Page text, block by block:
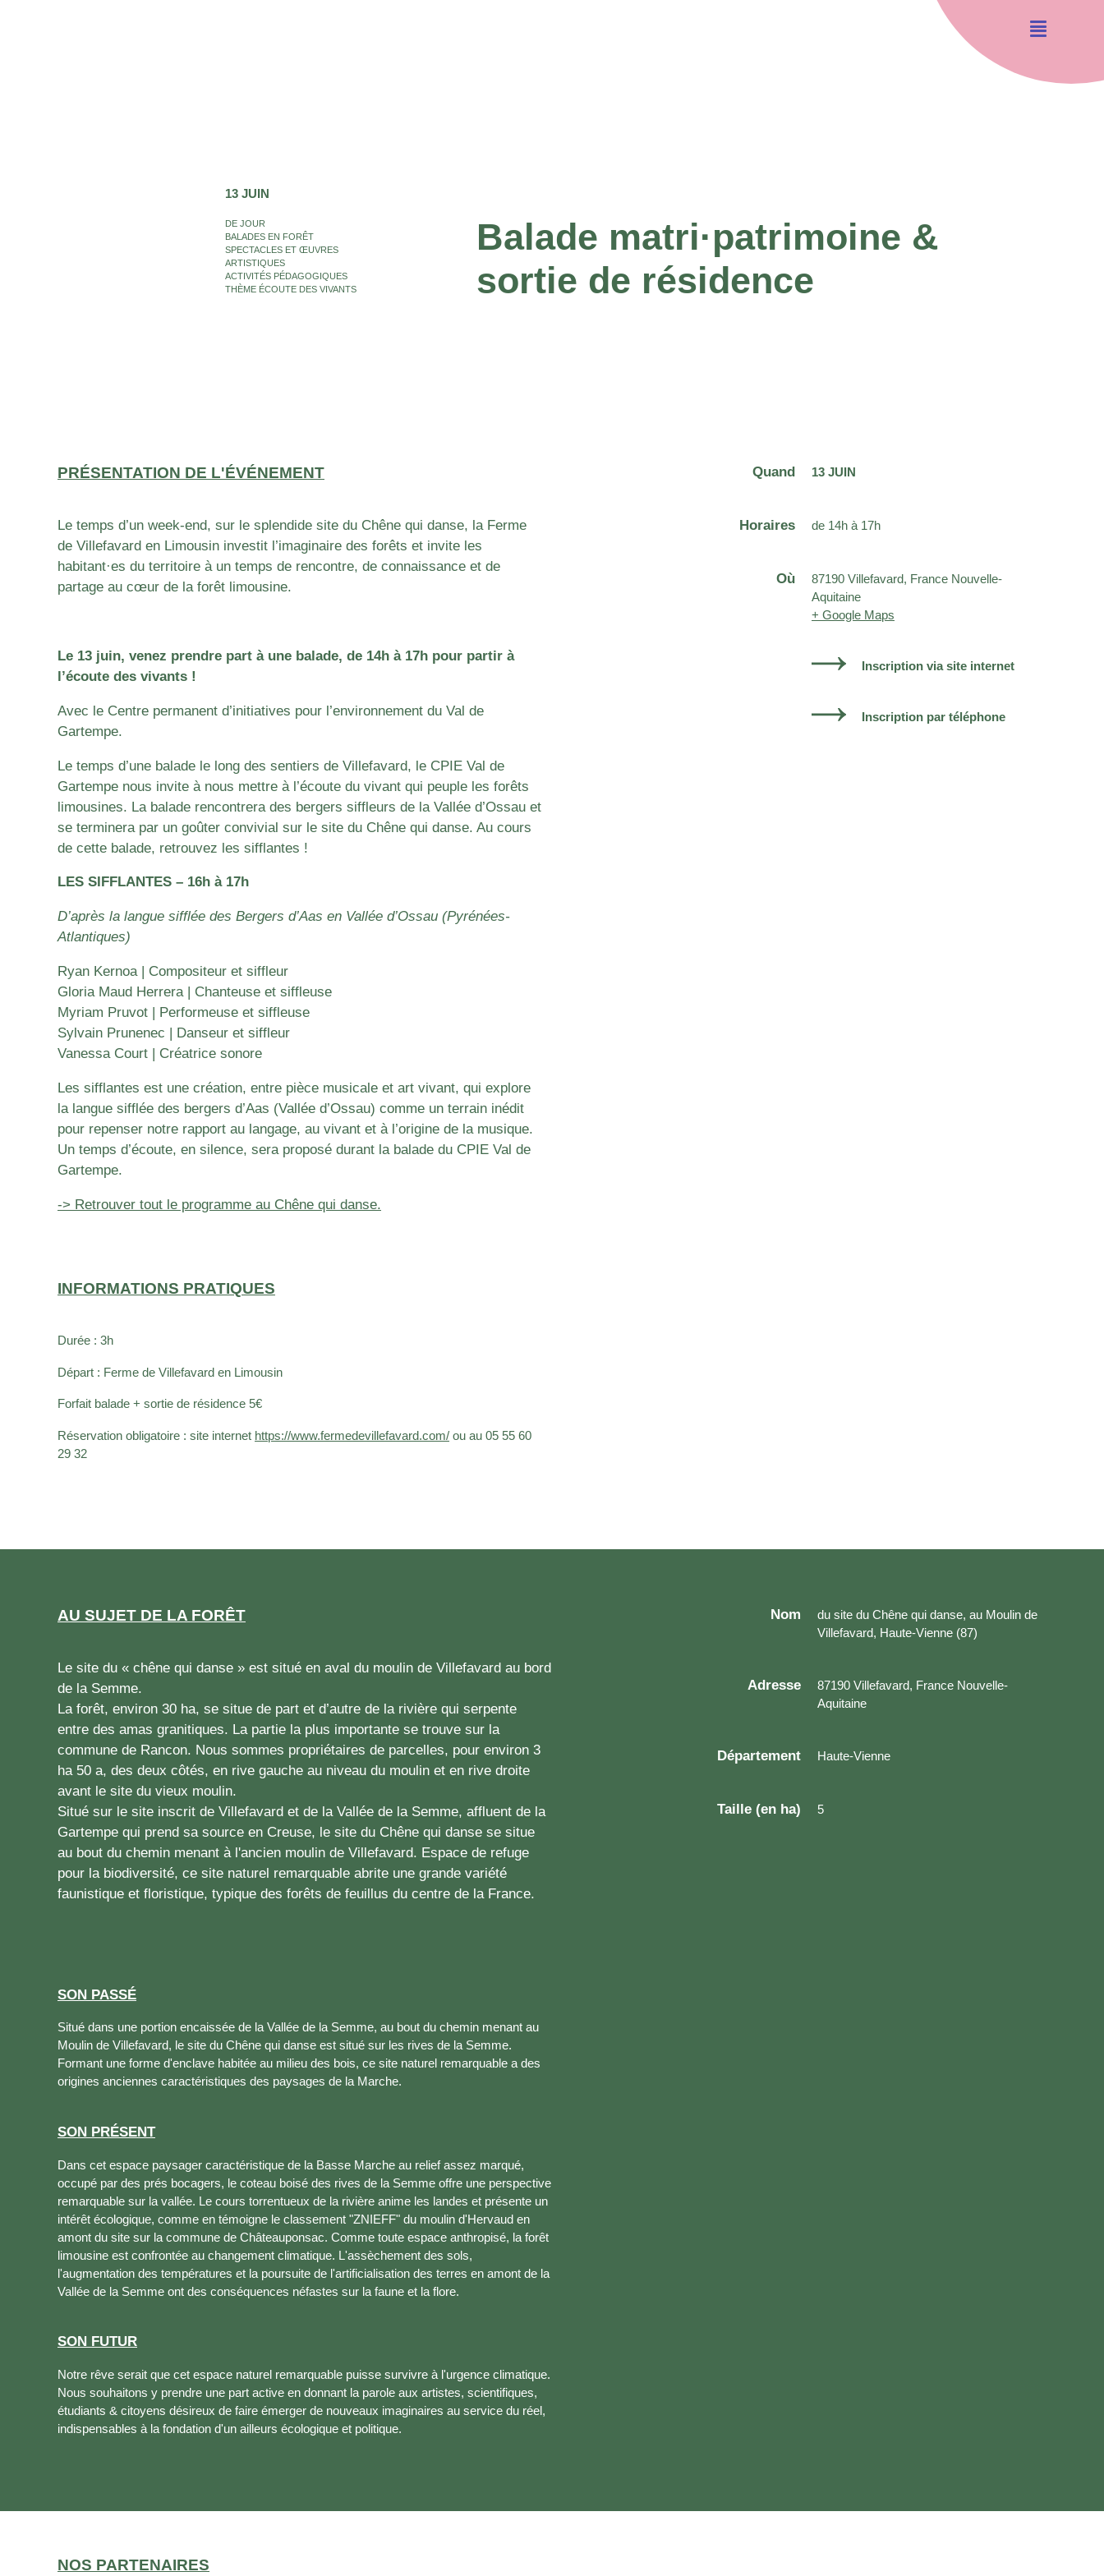
13 JUIN
DE JOUR
BALADES EN FORÊT
SPECTACLES ET ŒUVRES
ARTISTIQUES
ACTIVITÉS PÉDAGOGIQUES
THÈME ÉCOUTE DES VIVANTS
Balade matri·patrimoine &
sortie de résidence
PRÉSENTATION DE L'ÉVÉNEMENT
Le temps d’un week-end, sur le splendide site du Chêne qui danse, la Ferme
de Villefavard en Limousin investit l’imaginaire des forêts et invite les
habitant·es du territoire à un temps de rencontre, de connaissance et de
partage au cœur de la forêt limousine.
Le 13 juin, venez prendre part à une balade, de 14h à 17h pour partir à
l’écoute des vivants !
Avec le Centre permanent d’initiatives pour l’environnement du Val de
Gartempe.
Le temps d’une balade le long des sentiers de Villefavard, le CPIE Val de
Gartempe nous invite à nous mettre à l’écoute du vivant qui peuple les forêts
limousines. La balade rencontrera des bergers siffleurs de la Vallée d’Ossau et
se terminera par un goûter convivial sur le site du Chêne qui danse. Au cours
de cette balade, retrouvez les sifflantes !
LES SIFFLANTES – 16h à 17h
D’après la langue sifflée des Bergers d’Aas en Vallée d’Ossau (Pyrénées-
Atlantiques)
Ryan Kernoa | Compositeur et siffleur
Gloria Maud Herrera | Chanteuse et siffleuse
Myriam Pruvot | Performeuse et siffleuse
Sylvain Prunenec | Danseur et siffleur
Vanessa Court | Créatrice sonore
Les sifflantes est une création, entre pièce musicale et art vivant, qui explore
la langue sifflée des bergers d’Aas (Vallée d’Ossau) comme un terrain inédit
pour repenser notre rapport au langage, au vivant et à l’origine de la musique.
Un temps d’écoute, en silence, sera proposé durant la balade du CPIE Val de
Gartempe.
-> Retrouver tout le programme au Chêne qui danse.
INFORMATIONS PRATIQUES
Durée : 3h
Départ : Ferme de Villefavard en Limousin
Forfait balade + sortie de résidence 5€
Réservation obligatoire : site internet https://www.fermedevillefavard.com/ ou au 05 55 60
29 32
Quand 13 JUIN
Horaires de 14h à 17h
Où
87190 Villefavard, France Nouvelle-
Aquitaine
+ Google Maps
Inscription via site internet
Inscription par téléphone
AU SUJET DE LA FORÊT
Le site du « chêne qui danse » est situé en aval du moulin de Villefavard au bord
de la Semme.
La forêt, environ 30 ha, se situe de part et d’autre de la rivière qui serpente
entre des amas granitiques. La partie la plus importante se trouve sur la
commune de Rancon. Nous sommes propriétaires de parcelles, pour environ 3
ha 50 a, des deux côtés, en rive gauche au niveau du moulin et en rive droite
avant le site du vieux moulin.
Situé sur le site inscrit de Villefavard et de la Vallée de la Semme, affluent de la
Gartempe qui prend sa source en Creuse, le site du Chêne qui danse se situe
au bout du chemin menant à l'ancien moulin de Villefavard. Espace de refuge
pour la biodiversité, ce site naturel remarquable abrite une grande variété
faunistique et floristique, typique des forêts de feuillus du centre de la France.
SON PASSÉ
Situé dans une portion encaissée de la Vallée de la Semme, au bout du chemin menant au
Moulin de Villefavard, le site du Chêne qui danse est situé sur les rives de la Semme.
Formant une forme d'enclave habitée au milieu des bois, ce site naturel remarquable a des
origines anciennes caractéristiques des paysages de la Marche.
SON PRÉSENT
Dans cet espace paysager caractéristique de la Basse Marche au relief assez marqué,
occupé par des prés bocagers, le coteau boisé des rives de la Semme offre une perspective
remarquable sur la vallée. Le cours torrentueux de la rivière anime les landes et présente un
intérêt écologique, comme en témoigne le classement "ZNIEFF" du moulin d'Hervaud en
amont du site sur la commune de Châteauponsac. Comme toute espace anthropisé, la forêt
limousine est confrontée au changement climatique. L'assèchement des sols,
l'augmentation des températures et la poursuite de l'artificialisation des terres en amont de la
Vallée de la Semme ont des conséquences néfastes sur la faune et la flore.
SON FUTUR
Notre rêve serait que cet espace naturel remarquable puisse survivre à l'urgence climatique.
Nous souhaitons y prendre une part active en donnant la parole aux artistes, scientifiques,
étudiants & citoyens désireux de faire émerger de nouveaux imaginaires au service du réel,
indispensables à la fondation d'un ailleurs écologique et politique.
Nom
du site du Chêne qui danse, au Moulin de
Villefavard, Haute-Vienne (87)
Adresse
87190 Villefavard, France Nouvelle-
Aquitaine
Département Haute-Vienne
Taille (en ha) 5
NOS PARTENAIRES